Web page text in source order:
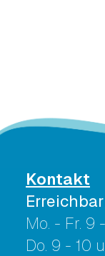
Kontakt
Mo. - Fr. 9
Do. 9 - 10